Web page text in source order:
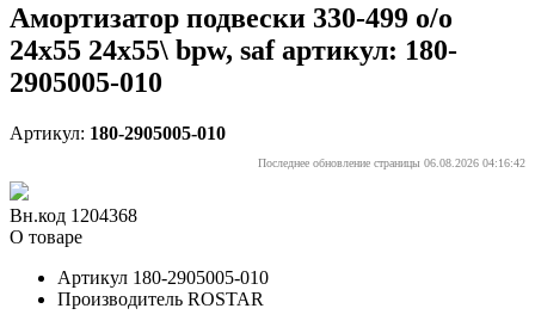
Амортизатор подвески 330-499 o/o
24x55 24x55\ bpw, saf артикул: 180-
2905005-010
Артикул: 180-2905005-010
Последнее обновление страницы 06.08.2026 04:16:42
Вн.код 1204368
О товаре
Артикул 180-2905005-010
Производитель ROSTAR